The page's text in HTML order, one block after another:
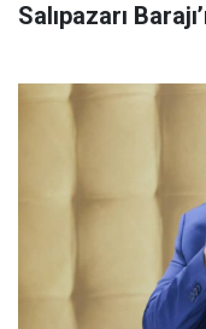
Salıpazarı